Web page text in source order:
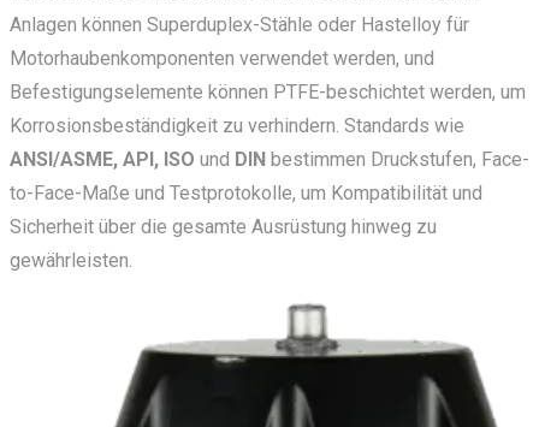
Anlagen können Superduplex-Stähle oder Hastelloy für
Motorhaubenkomponenten verwendet werden, und
Befestigungselemente können PTFE-beschichtet werden, um
Korrosionsbeständigkeit zu verhindern. Standards wie
ANSI/ASME, API, ISO und DINbestimmen Druckstufen, Face-
to-Face-Maße und Testprotokolle, um Kompatibilität und
Sicherheit über die gesamte Ausrüstung hinweg zu
gewährleisten.